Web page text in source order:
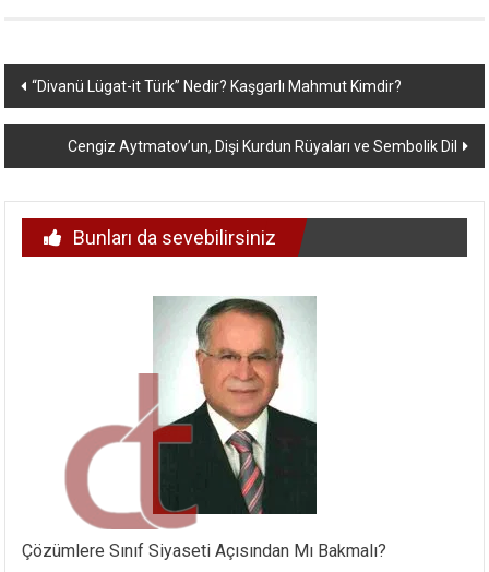
Yazı
dolaşımı
“Divanü Lügat-it Türk” Nedir? Kaşgarlı Mahmut Kimdir?
Cengiz Aytmatov’un, Dişi Kurdun Rüyaları ve Sembolik Dil
Bunları da sevebilirsiniz
Çözümlere Sınıf Siyaseti Açısından Mı Bakmalı?